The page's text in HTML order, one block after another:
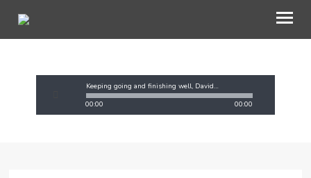
OM OAC
GI EN GAVE00:00 00:00
Keeping going and finishing well, David Glover